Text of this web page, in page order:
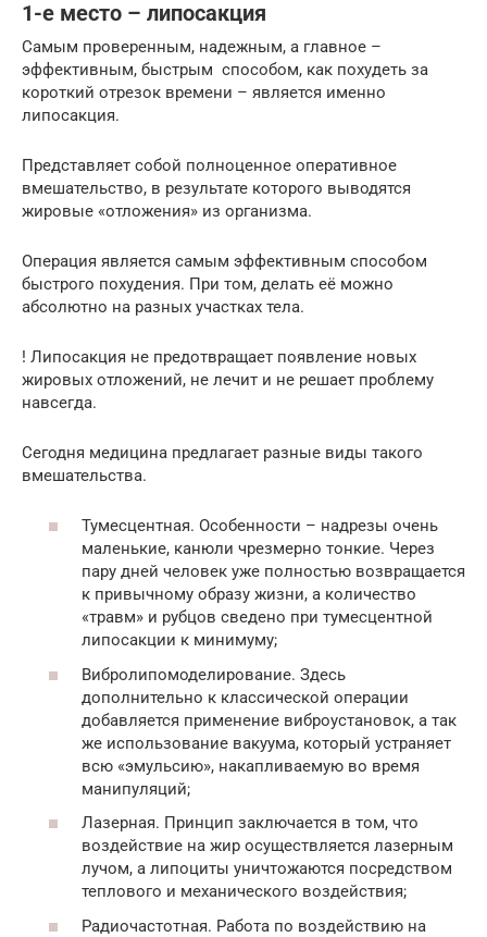
1-е место – липосакция
Самым проверенным, надежным, а главное –
эффективным, быстрым способом, как похудеть за
короткий отрезок времени – является именно
липосакция.
Представляет собой полноценное оперативное
вмешательство, в результате которого выводятся
жировые «отложения» из организма.
Операция является самым эффективным способом
быстрого похудения. При том, делать её можно
абсолютно на разных участках тела.
! Липосакция не предотвращает появление новых
жировых отложений, не лечит и не решает проблему
навсегда.
Сегодня медицина предлагает разные виды такого
вмешательства.
Тумесцентная. Особенности – надрезы очень
маленькие, канюли чрезмерно тонкие. Через
пару дней человек уже полностью возвращается
к привычному образу жизни, а количество
«травм» и рубцов сведено при тумесцентной
липосакции к минимуму;
Вибролипомоделирование. Здесь
дополнительно к классической операции
добавляется применение виброустановок, а так
же использование вакуума, который устраняет
всю «эмульсию», накапливаемую во время
манипуляций;
Лазерная. Принцип заключается в том, что
воздействие на жир осуществляется лазерным
лучом, а липоциты уничтожаются посредством
теплового и механического воздействия;
Радиочастотная. Работа по воздействию на